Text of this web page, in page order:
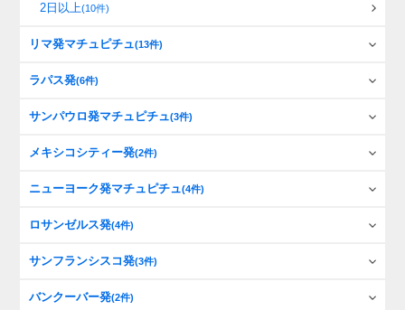
2日以上(10件)
リマ発マチュピチュ(13件)
ラパス発(6件)
サンパウロ発マチュピチュ(3件)
メキシコシティー発(2件)
ニューヨーク発マチュピチュ(4件)
ロサンゼルス発(4件)
サンフランシスコ発(3件)
バンクーバー発(2件)